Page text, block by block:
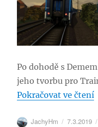
Po dohodě s
jeho tvorbu pro
Pokračovat ve čtení
Autor:
JachyHm 7.3.2019